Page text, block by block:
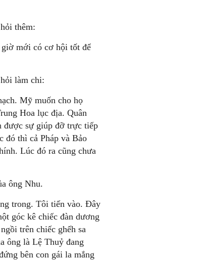
thêm:
mới có cơ hội tốt để
làm chi:
Mỹ muốn cho họ
Hoa lục địa. Quân
được sự giúp đỡ trực tiếp
đó thì cả Pháp và Bảo
Lúc đó ra cũng chưa
ông Nhu.
trong. Tôi tiến vào. Đây
góc kê chiếc đàn dương
trên chiếc ghếh sa
ông là Lệ Thuỷ đang
bên con gái la mắng